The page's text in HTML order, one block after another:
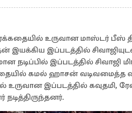
உருவான மாஸ்டர் பீஸ்
இயக்கிய இப்படத்தில்
நடிப்பில் இப்படத்தில் சிவாஜி
கமல் ஹாசன் வடிவமைத்த
இப்படத்தில் கவுதமி,